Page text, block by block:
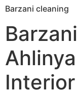
Skip
content
Barzani cleaning
Interior